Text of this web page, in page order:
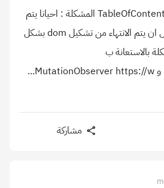
حل مشكلة متعلقة ب TableOfContents المشكلة : احيانا يتم
عمل render للعنصر قبل ان يتم الانتهاء من تشكيل dom بشكل
بالاستعانة ب
مشاركة